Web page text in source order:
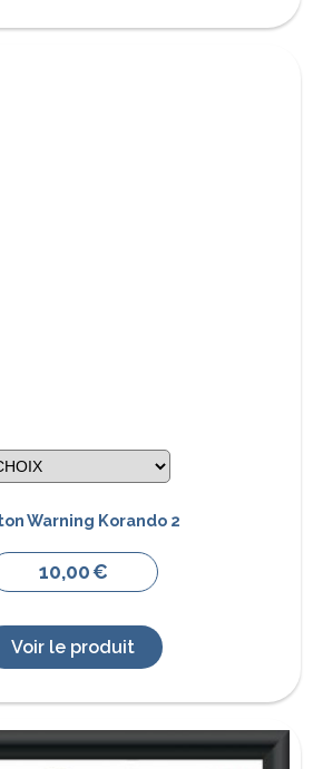
Warning Korando 2
10,00€
Voir le produit